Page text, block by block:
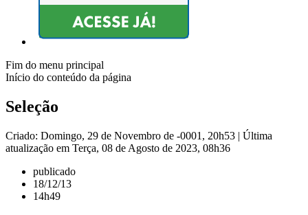
Fim do menu principal
Início do conteúdo da página
Seleção
Criado: Domingo, 29 de Novembro de -0001, 20h53 | Última
atualização em Terça, 08 de Agosto de 2023, 08h36
publicado
18/12/13
14h49